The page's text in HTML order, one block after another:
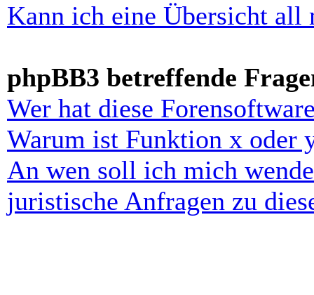
Kann ich eine Übersicht all
phpBB3 betreffende
Wer hat diese
Warum ist Funktion x oder
An wen soll ich mich
juristische Anfragen zu